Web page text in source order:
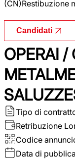
(CN)Restibuzione
Candidati
OPERAI /
Tipo di
Retribuzione
Codice
Data di